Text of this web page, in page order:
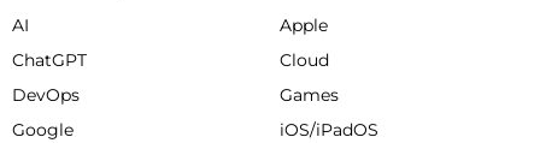
AI
Apple
ChatGPT
Cloud
DevOps
Games
Google
iOS/iPadOS